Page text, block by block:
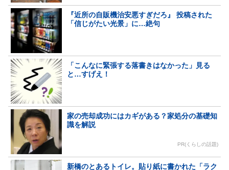
『近所の自販機治安悪すぎだろ』 投稿された
「信じがたい光景」に…絶句
「こんなに緊張する落書きはなかった」見る
と…すげえ！
家の売却成功にはカギがある？家処分の基礎知
識を解説
PR(くらしの話題)
新橋のとあるトイレ。貼り紙に書かれた「ラク